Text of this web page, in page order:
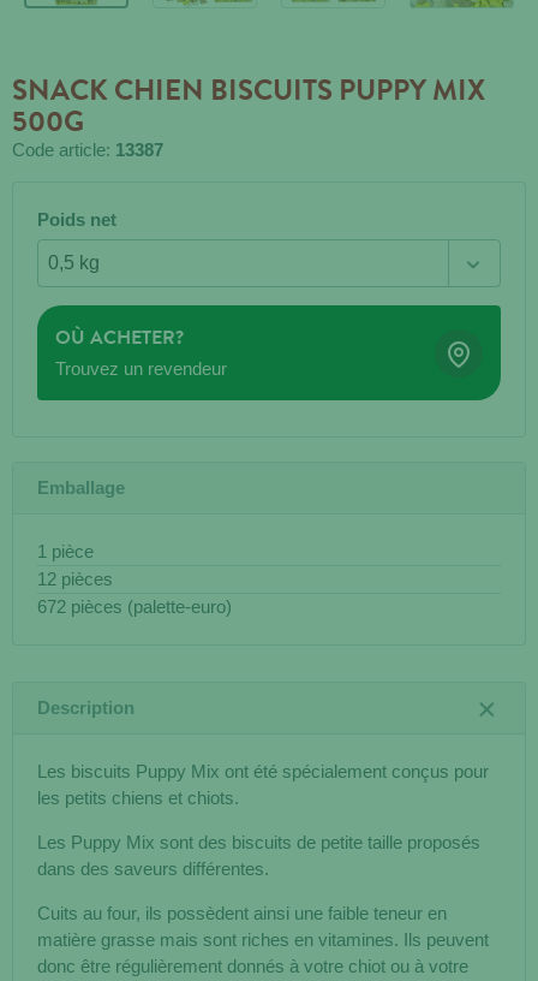
SNACK CHIEN BISCUITS PUPPY MIX
500G
Code article: 13387
Poids net
OÙ ACHETER?
Trouvez un revendeur
Emballage
1 pièce
12 pièces
672 pièces (palette-euro)
Description
Les biscuits Puppy Mix ont été spécialement conçus pour
les petits chiens et chiots.
Les Puppy Mix sont des biscuits de petite taille proposés
dans des saveurs différentes.
Cuits au four, ils possèdent ainsi une faible teneur en
matière grasse mais sont riches en vitamines. Ils peuvent
donc être régulièrement donnés à votre chiot ou à votre